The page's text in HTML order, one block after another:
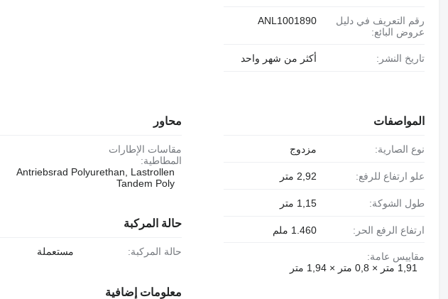
رقم التعريف في دليل
عروض البائع:
ANL1001890
تاريخ النشر: أكثر من شهر واحد
المواصفات
نوع الصارية: مزدوج
علو ارتفاع للرفع: 2,92 متر
طول الشوكة: 1,15 متر
ارتفاع الرفع الحر: 1.460 ملم
مقاييس عامة:
1,91 متر × 0,8 متر × 1,94 متر
محاور
مقاسات الإطارات
المطاطية:
Antriebsrad Polyurethan, Lastrollen
Tandem Poly
حالة المركبة
حالة المركبة: مستعملة
معلومات إضافية